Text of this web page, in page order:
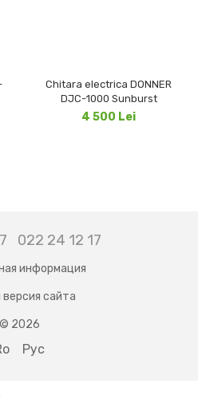
Chitara electrica DONNER
DJC-1000 Sunburst
4 500 Lei
022 24 12 17
информация
версия сайта
© 2026
Рус